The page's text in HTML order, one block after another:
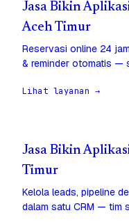
Jasa Bikin
Aceh Timur
Reservasi online 24
& reminder otomatis —
Lihat layanan →
Jasa Bikin
Timur
Kelola leads, pipeline
dalam satu CRM — tim